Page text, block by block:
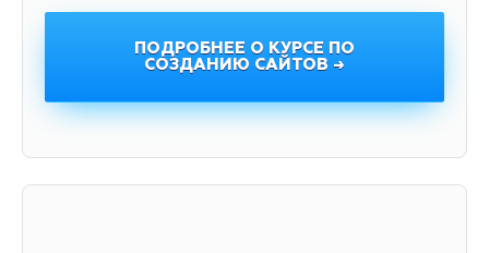
ПОДРОБНЕЕ О КУРСЕ ПО
СОЗДАНИЮ САЙТОВ →